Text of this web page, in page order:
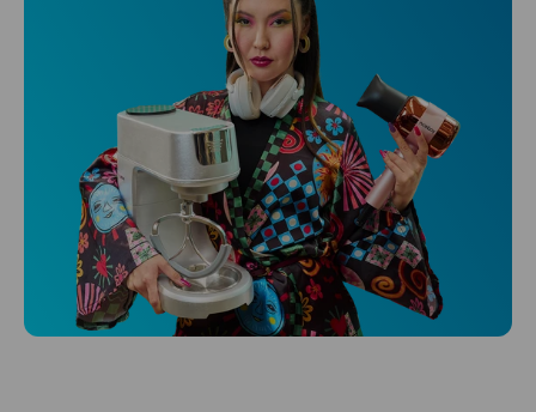
Niceboy ONE Ultra
Hlídá ti zdraví, spánek i pohyb a ještě k
tomu platí.